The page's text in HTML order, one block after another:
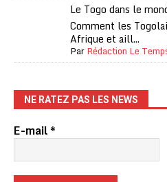
Le Togo dans le
Comment les
Afrique et aill...
ParRédaction Le
NE RATEZ PAS LES NEWS
E-mail*